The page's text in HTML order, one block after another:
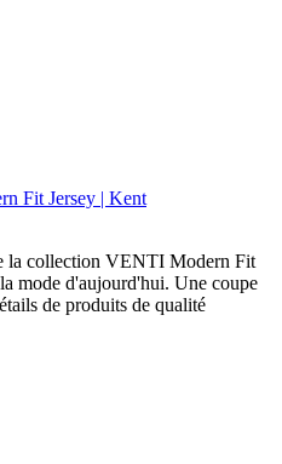
Fit Jersey | Kent
la collection VENTI Modern Fit
mode d'aujourd'hui. Une coupe
de produits de qualité